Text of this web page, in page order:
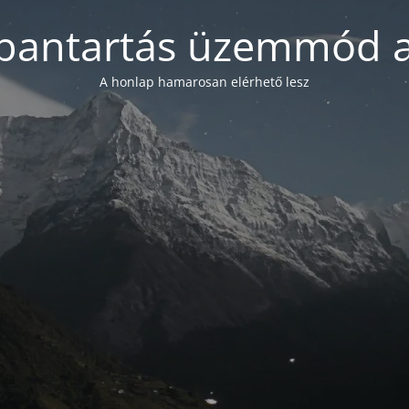
üzemmód
A honlap hamarosan elérhető lesz